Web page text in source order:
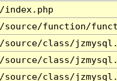
/index.php
/source/function/
/source/class/
/source/class/
/source/class/